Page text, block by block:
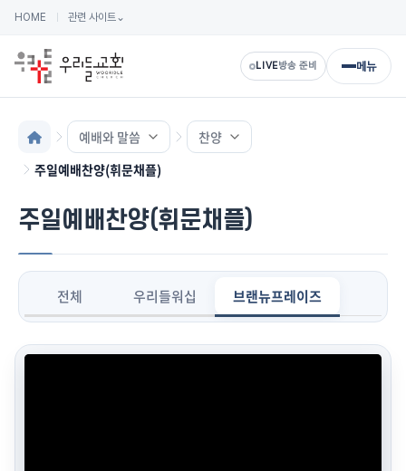
HOME 관련 사이트⌄
LIVE방송 준비 메뉴
예배와 말씀
찬양
주일예배찬양(휘문채플)
주일예배찬양(휘문채플)
전체 우리들워십 브랜뉴프레이즈